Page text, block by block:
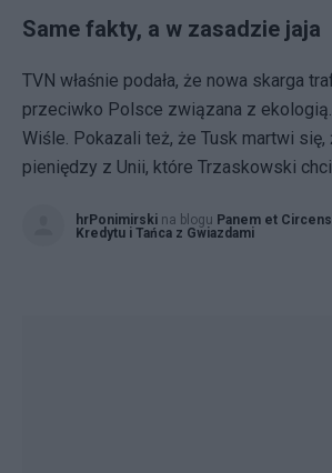
Same fakty, a w zasadzie jaja
TVN właśnie podała, że nowa skarga
przeciwko Polsce związana z ekologią.
Wiśle. Pokazali też, że Tusk martwi
pieniędzy z Unii, które Trzaskowski
hrPonimirski na blogu Panem et
Kredytu i Tańca z Gwiazdami